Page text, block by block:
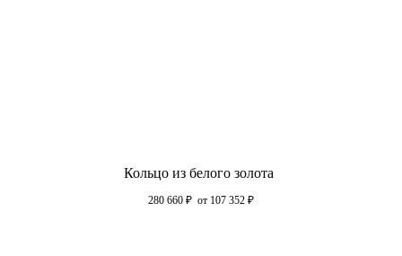
Кольцо из белого золота
280 660 ₽ от 107 352 ₽